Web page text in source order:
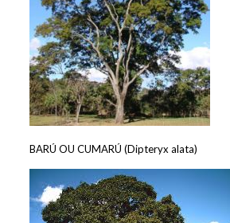
BARÚ OU CUMARÚ (Dipteryx alata)